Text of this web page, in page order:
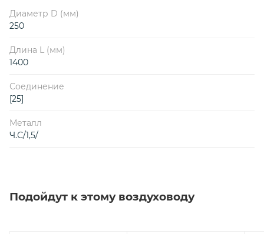
Диаметр D (мм)
250
Длина L (мм)
1400
Соединение
[25]
Металл
Ч.С/1,5/
Подойдут к этому воздуховоду